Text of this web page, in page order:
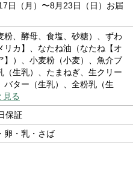
日（月）〜8月23日（日）お届
粉、酵母、食塩、砂糖）、ずわ
リカ】、なたね油（なたね【オ
】）、小麦粉（小麦）、魚介ブ
（生乳）、たまねぎ、生クリー
バター（生乳）、全粉乳（生
見る
保証
卵・乳・さば